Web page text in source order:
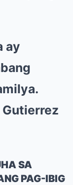
ay
SA
PAG-IBIG